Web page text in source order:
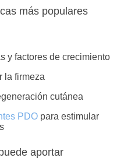
más populares
y factores de crecimiento
la firmeza
cutánea
PDO para estimular
aportar